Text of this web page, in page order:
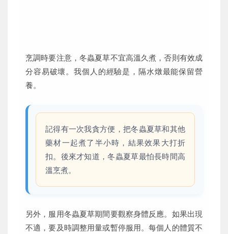
烹調時要注意，冬蟲夏草不宜高溫久煮，否則有效成
分容易破壞。我個人的經驗是，隔水燉最能保留營
養。
記得有一次我貪方便，把冬蟲夏草和其他
藥材一起煮了半小時，結果效果大打折
扣。後來才知道，冬蟲夏草最怕長時間高
溫烹煮。
另外，服用冬蟲夏草期間要觀察身體反應。如果出現
不適，要及時調整用量或暫停服用。每個人的體質不